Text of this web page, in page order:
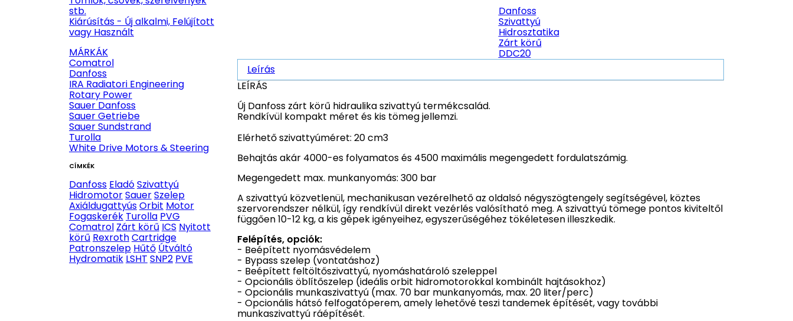
stb.
Kiárúsítás - Új alkalmi, Felújított
vagy Használt
MÁRKÁK
Comatrol
Danfoss
IRA Radiatori Engineering
Rotary Power
Sauer Danfoss
Sauer Getriebe
Sauer Sundstrand
Turolla
White Drive Motors & Steering
CÍMKÉK
Danfoss EladóSzivattyú
HidromotorSauerSzelep
AxiáldugattyúsOrbit Motor
Fogaskerék Turolla PVG
Comatrol Zárt körű ICS Nyitott
körű RexrothCartridge
Patronszelep Hűtő Útváltó
Hydromatik LSHT SNP2 PVE
Danfoss
Szivattyú
Hidrosztatika
Zárt körű
DDC20
Leírás
LEÍRÁS
Új Danfoss zárt körű hidraulika szivattyú termékcsalád.
Rendkívül kompakt méret és kis tömeg jellemzi.
Elérhető szivattyúméret: 20 cm3
Behajtás akár 4000-es folyamatos és 4500 maximális megengedett fordulatszámig.
Megengedett max. munkanyomás: 300 bar
A szivattyú közvetlenül, mechanikusan vezérelhető az oldalsó négyszögtengely segítségével, köztes
szervorendszer nélkül, így rendkívül direkt vezérlés valósítható meg. A szivattyú tömege pontos kiviteltől
függően 10-12 kg, a kis gépek igényeihez, egyszerűségéhez tökéletesen illeszkedik.
Felépítés, opciók:
- Beépített nyomásvédelem
- Bypass szelep (vontatáshoz)
- Beépített feltöltőszivattyú, nyomáshatároló szeleppel
- Opcionális öblítőszelep (ideális orbit hidromotorokkal kombinált hajtásokhoz)
- Opcionális munkaszivattyú (max. 70 bar munkanyomás, max. 20 liter/perc)
- Opcionális hátsó felfogatóperem, amely lehetővé teszi tandemek építését, vagy további
munkaszivattyú ráépítését.